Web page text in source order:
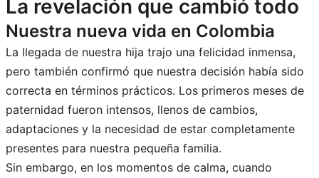
La revelación que cambió todo
Nuestra nueva vida en Colombia
La llegada de nuestra hija trajo una felicidad inmensa,
pero también confirmó que nuestra decisión había sido
correcta en términos prácticos. Los primeros meses de
paternidad fueron intensos, llenos de cambios,
adaptaciones y la necesidad de estar completamente
presentes para nuestra pequeña familia.
Sin embargo, en los momentos de calma, cuando